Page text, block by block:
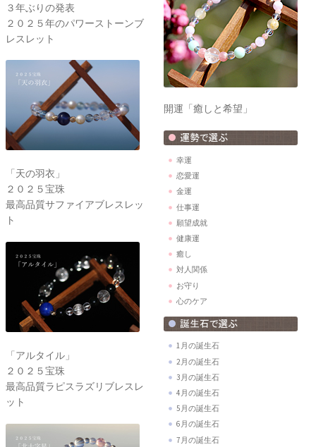
３年ぶりの発表
２０２５年のパワーストーンブ
レスレット
「天の羽衣」
２０２５宝珠
最高品質サファイアブレスレッ
ト
「アルタイル」
２０２５宝珠
最高品質ラピスラズリブレスレ
ット
開運「癒しと希望」
幸運
恋愛運
金運
仕事運
願望成就
健康運
癒し
対人関係
お守り
心のケア
1月の誕生石
2月の誕生石
3月の誕生石
4月の誕生石
5月の誕生石
6月の誕生石
7月の誕生石